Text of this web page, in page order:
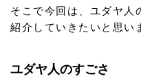
そこで今回は、ユダヤ人
紹介していきたいと思い
ユダヤ人のすごさ